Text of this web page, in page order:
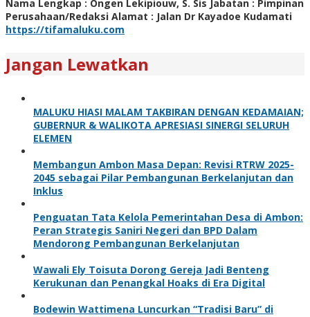
Nama Lengkap : Ongen Lekipiouw, S. Sis Jabatan : Pimpinan
Perusahaan/Redaksi Alamat : Jalan Dr Kayadoe Kudamati
https://tifamaluku.com
Jangan Lewatkan
MALUKU HIASI MALAM TAKBIRAN DENGAN KEDAMAIAN;
GUBERNUR & WALIKOTA APRESIASI SINERGI SELURUH
ELEMEN
Membangun Ambon Masa Depan: Revisi RTRW 2025-
2045 sebagai Pilar Pembangunan Berkelanjutan dan
Inklus
Penguatan Tata Kelola Pemerintahan Desa di Ambon:
Peran Strategis Saniri Negeri dan BPD Dalam
Mendorong Pembangunan Berkelanjutan
Wawali Ely Toisuta Dorong Gereja Jadi Benteng
Kerukunan dan Penangkal Hoaks di Era Digital
Bodewin Wattimena Luncurkan “Tradisi Baru” di